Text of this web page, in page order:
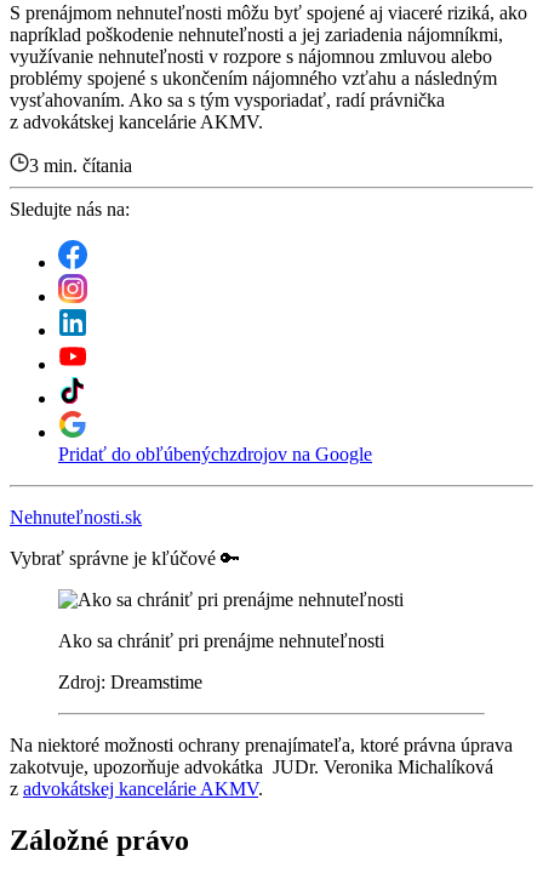
S prenájmom nehnuteľnosti môžu byť spojené aj viaceré riziká, ako
napríklad poškodenie nehnuteľnosti a jej zariadenia nájomníkmi,
využívanie nehnuteľnosti v rozpore s nájomnou zmluvou alebo
problémy spojené s ukončením nájomného vzťahu a následným
vysťahovaním. Ako sa s tým vysporiadať, radí právnička
z advokátskej kancelárie AKMV.
3 min. čítania
Sledujte nás na:
Pridať do obľúbenýchzdrojov na Google
Nehnuteľnosti.sk
Vybrať správne je kľúčové 🔑
Ako sa chrániť pri prenájme nehnuteľnosti
Zdroj: Dreamstime
Na niektoré možnosti ochrany prenajímateľa, ktoré právna úprava
zakotvuje, upozorňuje advokátka JUDr. Veronika Michalíková
z advokátskej kancelárie AKMV.
Záložné právo